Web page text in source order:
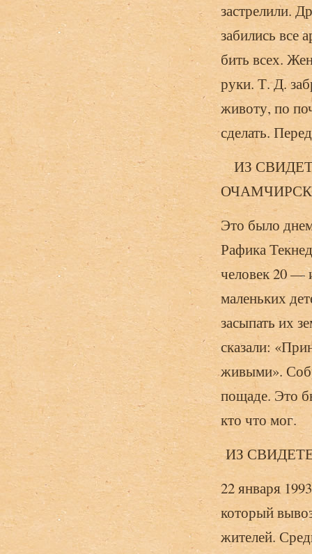
застрелили.
забились все
бить всех.
руки. Т. Д.
животу, по
сделать.
ИЗ
Это было
Рафика
че­ловек 20 —
маленьких
засыпать их
сказали:
живыми».
пощаде. Это
кто что мог.
ИЗ
22 января
который
жителей.